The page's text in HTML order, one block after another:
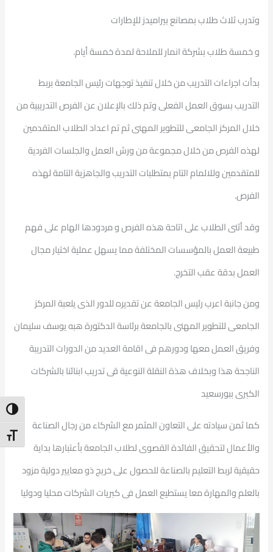
وتدرب ثلاث طلاب بمصانع بيراميدز للإطارات
و خمسة طلاب بشركة انمار للملاحة لمدة خمسة أيام.
بدأت اجراءات التدريب من خلال تنفيذ توجهات رئيس الجامعة بربط
التدريب بسوق العمل الفعلى وتم ذلك بالإعلان عن الفرص التدريبية من
خلال المركز الجامعى للتطوير المهنى ثم تم اعداد الطلاب المتقدمين
لهذه الفرص من خلال مجموعة من ورش العمل والجلسات الفردية
للمتقدمين وللالمام التام بمتطلبات التدريب والجاهزية التامة لهذه
الفرص.
وقد أثنى الطلاب على اتاحة هذه الفرص و مردودها الهام على فهم
طبيعة العمل بالمؤسسات المختلفة مما يسهل عملية اختيار مجال
العمل بدقة عقب التخرج.
ومن جانبة اعرب رئيس الجامعة عن تقديره للدور الذى يلعبة المركز
الجامعى للتطوير المهنى بالجامعة برئاسة الدكتورة هبه يوسف سليمان
وفريق العمل معها ودورهم فى اقامة العديد من الدورات التدريبة
الناجحة هذا وبخلاف هذة النقلة النوعية قى تدريب ابنائنا بالشركات
الكبرى ببورسعيد
كما ثمن سيادته على التعاون المثمر مع الشركاء من رجال الصناعة
والأعمال لتحقيق الفائدة القصوى لطلاب الجامعة بأعتبارها بداية
حقيقية لربط التعليم بالصناعة للحصول على خريج ذو معايير دولية مزود
بالعلم والمهارة معا يستطيع العمل فى كبريات الشركات محليا ودوليا